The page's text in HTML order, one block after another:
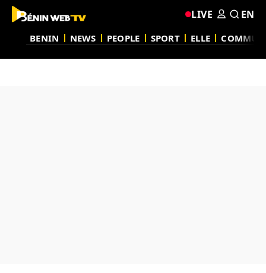
BENIN NEWS PEOPLE SPORT ELLE
LIVE EN